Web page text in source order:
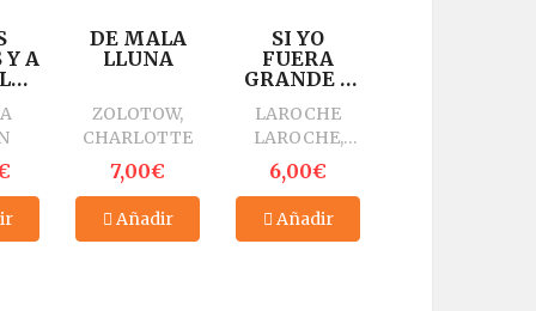
Y A
-
DE MALA
LLUNA
ZOLOTOW,
CHARLOTTE
7,00€
Añadir
SI YO
FUERA
GRANDE Y
LAROCHE
LAROCHE,
AGNÈS
6,00€
Añadir